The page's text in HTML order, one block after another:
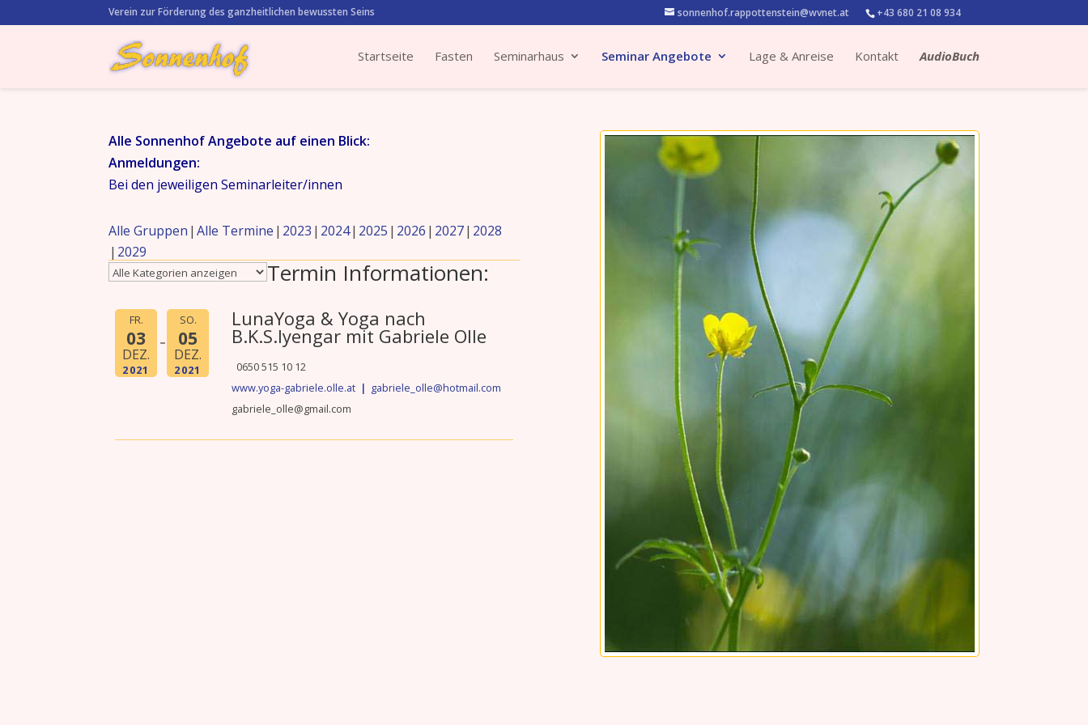
Verein zur Förderung des ganzheitlichen bewussten Seins +43 680 21 08 934
sonnenhof.rappottenstein@wvnet.at
Startseite Fasten Seminarhaus Seminar Angebote Lage & Anreise Kontakt AudioBuch
Alle Sonnenhof Angebote auf einen Blick:
Anmeldungen:
Bei den jeweiligen Seminarleiter/innen
Alle Gruppen Alle Termine 2023 2024 2025 2026 2027 2028
2029
Termin Informationen:
FR.
03
DEZ.
2021
SO.
05
DEZ.
2021
LunaYoga & Yoga nach
B.K.S.Iyengar mit Gabriele Olle
0650 515 10 12
www.yoga-gabriele.olle.at | gabriele_olle@hotmail.com
gabriele_olle@gmail.com